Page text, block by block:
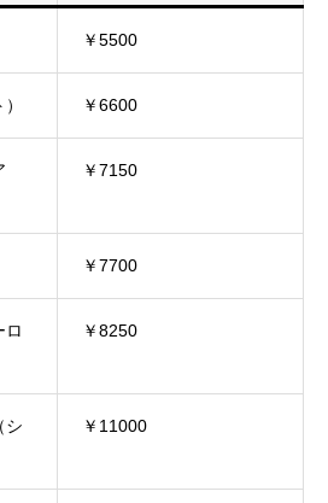
￥5500
￥6600
￥7150
￥7700
ロ
￥8250
シ
￥11000